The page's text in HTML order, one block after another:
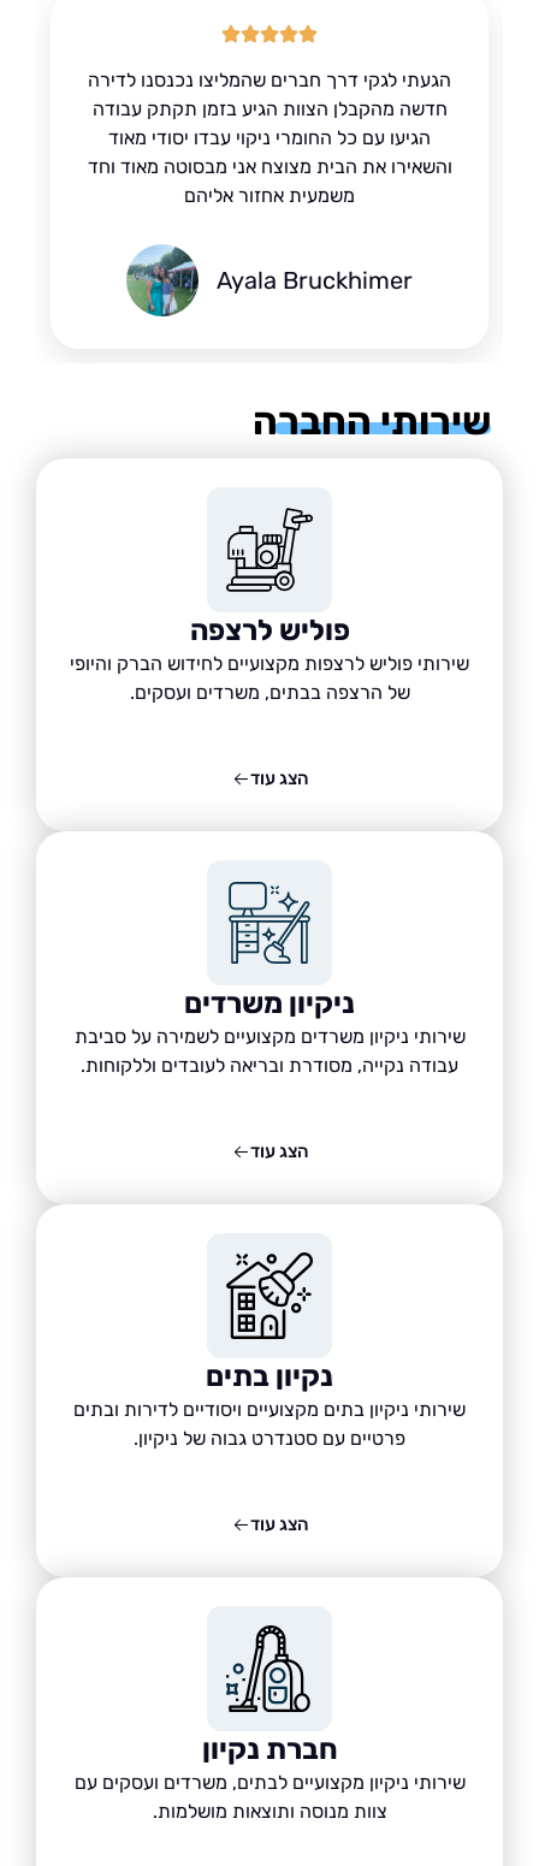
הגעתי לגקי דרך חברים שהמליצו נכנסנו לדירה
חדשה מהקבלן הצוות הגיע בזמן תקתק עבודה
הגיעו עם כל החומרי ניקוי עבדו יסודי מאוד
והשאירו את הבית מצוצח אני מבסוטה מאוד וחד
משמעית אחזור אליהם
Ayala Bruckhimer
החברה
פוליש לרצפה
שירותי פוליש לרצפות מקצועיים לחידוש הברק והיופי
של הרצפה בבתים, משרדים ועסקים.
ניקיון משרדים
שירותי ניקיון משרדים מקצועיים לשמירה על סביבת
עבודה נקייה, מסודרת ובריאה לעובדים וללקוחות.
נקיון בתים
שירותי ניקיון בתים מקצועיים ויסודיים לדירות ובתים
פרטיים עם סטנדרט גבוה של ניקיון.
חברת נקיון
שירותי ניקיון מקצועיים לבתים, משרדים ועסקים עם
צוות מנוסה ותוצאות מושלמות.